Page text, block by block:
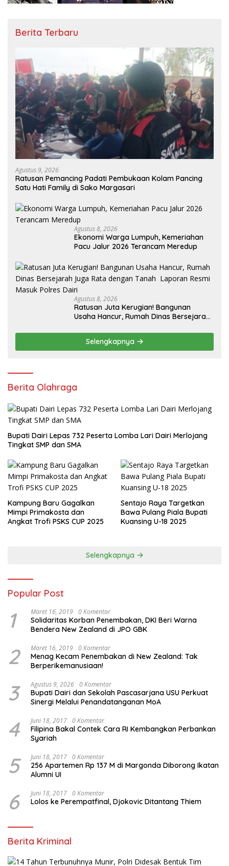
Berita Terbaru
Agustus 9, 2026
Ratusan Pemancing Padati Pembukaan Kolam Pancing
Satu Hati Family di Sako Margasari
Agustus 8, 2026
Ekonomi Warga Lumpuh, Kemeriahan
Pacu Jalur 2026 Terancam Meredup
Agustus 8, 2026
Ratusan Juta Kerugian! Bangunan
Usaha Hancur, Rumah Dinas Bersejarah
Resmi Masuk Polres Dairi
Selengkapnya
Berita Olahraga
Bupati Dairi Lepas 732 Peserta Lomba Lari Dairi Merlojang
Tingkat SMP dan SMA
Kampung Baru Gagalkan
Mimpi Primakosta dan
Angkat Trofi PSKS CUP 2025
Sentajo Raya Targetkan
Bawa Pulang Piala Bupati
Kuansing U-18 2025
Selengkapnya
Popular Post
1 Maret 16, 2019 0 Komentar
Solidaritas Korban Penembakan, DKI Beri Warna
Bendera New Zealand di JPO GBK
2 Maret 16, 2019 0 Komentar
Menag Kecam Penembakan di New Zealand: Tak
Berperikemanusiaan!
3 Agustus 9, 2026 0 Komentar
Bupati Dairi dan Sekolah Pascasarjana USU Perkuat
Sinergi Melalui Penandatanganan MoA
4 Juni 18, 2017 0 Komentar
Filipina Bakal Contek Cara RI Kembangkan Perbankan
Syariah
5 Juni 18, 2017 0 Komentar
256 Apartemen Rp 137 M di Margonda Diborong Ikatan
Alumni UI
6 Juni 18, 2017 0 Komentar
Lolos ke Perempatfinal, Djokovic Ditantang Thiem
Berita Kriminal